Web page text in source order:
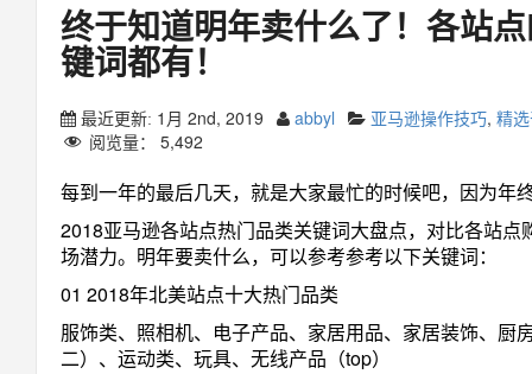
终于知道明年卖什么了！各站
键词都有！
最近更新: 1月 2nd, 2019 abbyl 亚马逊操作技巧, 精
阅览量： 5,492
每到一年的最后几天，就是大家最忙的时候吧，因为年
2018亚马逊各站点热门品类关键词大盘点，对比各站点
场潜力。明年要卖什么，可以参考参考以下关键词：
01 2018年北美站点十大热门品类
服饰类、照相机、电子产品、家居用品、家居装饰、厨
二）、运动类、玩具、无线产品（top）